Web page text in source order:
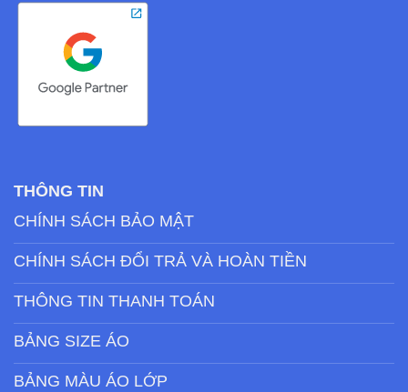
THÔNG TIN
CHÍNH SÁCH BẢO MẬT
CHÍNH SÁCH ĐỔI TRẢ VÀ HOÀN TIỀN
THÔNG TIN THANH TOÁN
BẢNG SIZE ÁO
BẢNG MÀU ÁO LỚP